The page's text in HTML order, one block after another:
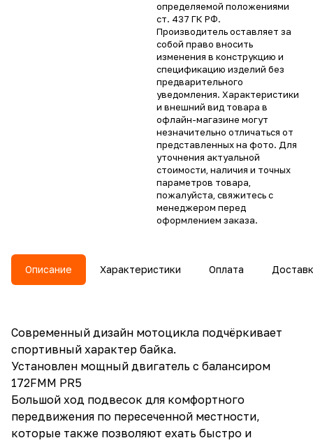
определяемой положениями
ст. 437 ГК РФ.
Производитель оставляет за
собой право вносить
изменения в конструкцию и
спецификацию изделий без
предварительного
уведомления. Характеристики
и внешний вид товара в
офлайн-магазине могут
незначительно отличаться от
представленных на фото. Для
уточнения актуальной
стоимости, наличия и точных
параметров товара,
пожалуйста, свяжитесь с
менеджером перед
оформлением заказа.
Описание Характеристики Оплата
Современный дизайн мотоцикла подчёркивает
спортивный характер байка.
Установлен мощный двигатель с балансиром
172FMM PR5
Большой ход подвесок для комфортного
передвижения по пересеченной местности,
которые также позволяют ехать быстро и